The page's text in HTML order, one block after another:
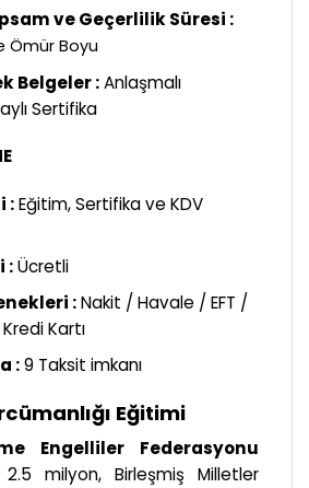
ve Geçerlilik Süresi :
Ömür Boyu
Belgeler :Anlaşmalı
Sertifika
:Eğitim, Sertifika ve KDV
:Ücretli
:Nakit / Havale / EFT /
Kartı
:9 Taksit imkanı
Eğitimi
Engelliler Federasyonu
milyon, Birleşmiş Milletler